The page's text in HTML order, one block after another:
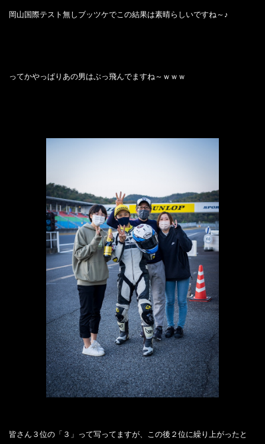
岡山国際テスト無しブッツケでこの結果は素晴らしいですね～♪
ってかやっぱりあの男はぶっ飛んでますね～ｗｗｗ
皆さん３位の「３」って写ってますが、この後２位に繰り上がったと